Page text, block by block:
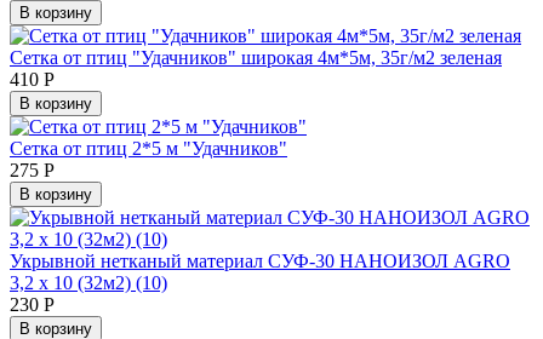
В корзину
Сетка от птиц "Удачников" широкая 4м*5м, 35г/м2 зеленая
410 Р
В корзину
Сетка от птиц 2*5 м "Удачников"
275 Р
В корзину
Укрывной нетканый материал СУФ-30 НАНОИЗОЛ AGRO
3,2 х 10 (32м2) (10)
230 Р
В корзину